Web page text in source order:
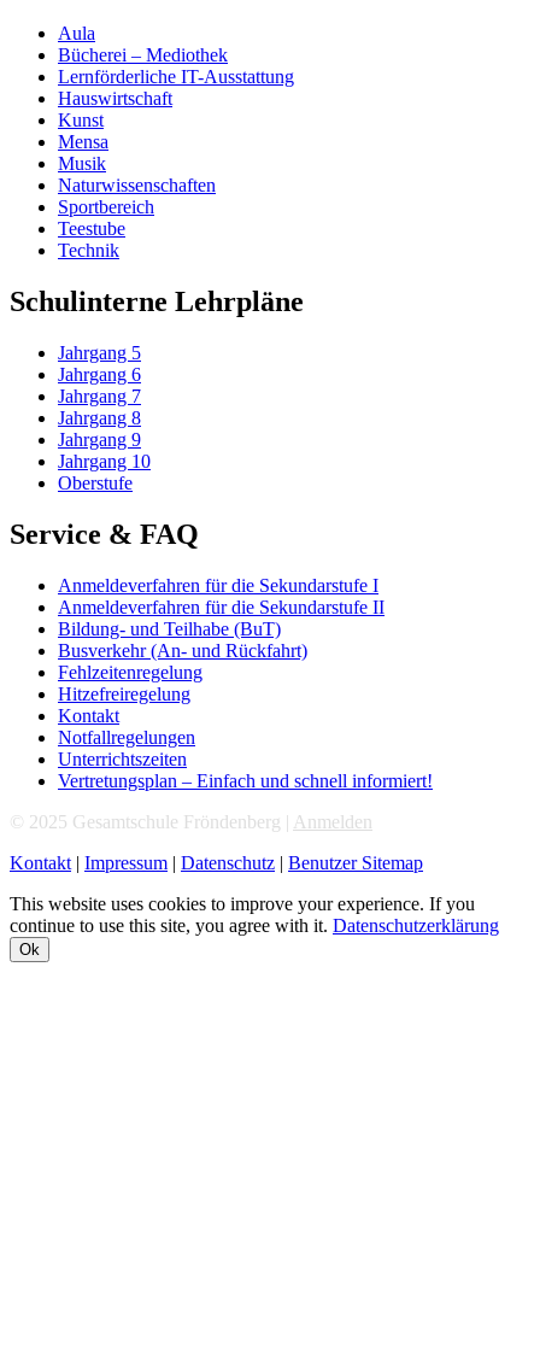
Aula
Bücherei – Mediothek
Lernförderliche IT-Ausstattung
Hauswirtschaft
Kunst
Mensa
Musik
Naturwissenschaften
Sportbereich
Teestube
Technik
Schulinterne Lehrpläne
Jahrgang 5
Jahrgang 6
Jahrgang 7
Jahrgang 8
Jahrgang 9
Jahrgang 10
Oberstufe
Service & FAQ
Anmeldeverfahren für die Sekundarstufe I
Anmeldeverfahren für die Sekundarstufe II
Bildung- und Teilhabe (BuT)
Busverkehr (An- und Rückfahrt)
Fehlzeitenregelung
Hitzefreiregelung
Kontakt
Notfallregelungen
Unterrichtszeiten
Vertretungsplan – Einfach und schnell informiert!
© 2025 Gesamtschule Fröndenberg | Anmelden
Kontakt | Impressum | Datenschutz | Benutzer Sitemap
This website uses cookies to improve your experience. If you
continue to use this site, you agree with it. Datenschutzerklärung
Ok